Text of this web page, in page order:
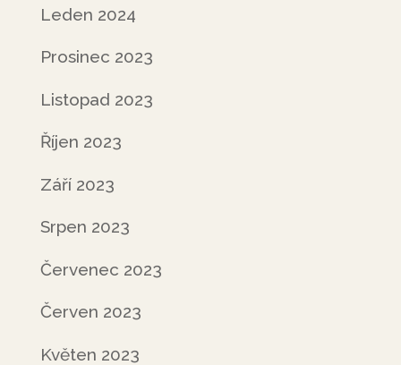
Leden 2024
Prosinec 2023
Listopad 2023
Říjen 2023
Září 2023
Srpen 2023
Červenec 2023
Červen 2023
Květen 2023